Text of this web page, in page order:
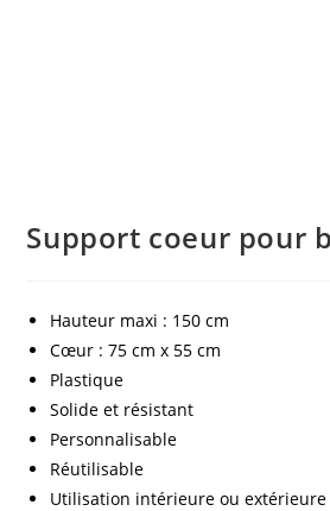
Support coeur pour
Hauteur maxi : 150 cm
Cœur : 75 cm x 55 cm
Plastique
Solide et résistant
Personnalisable
Réutilisable
Utilisation intérieure ou extérieure